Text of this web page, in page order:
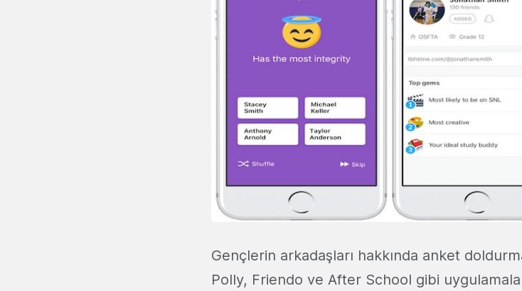
Gençlerin arkadaşları hakkında anket
Polly, Friendo ve After School gibi